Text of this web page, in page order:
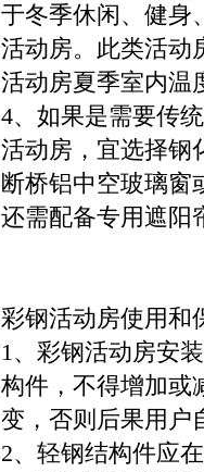
于冬季休闲、健身
活动房。此类活动
活动房夏季室内
4、如果是需要传
活动房，宜选择钢
断桥铝中空玻璃窗
还需配备专用遮阳
彩钢活动房使用和
1、彩钢活动房安
构件，不得增加或
变，否则后果用户
2、轻钢结构件应